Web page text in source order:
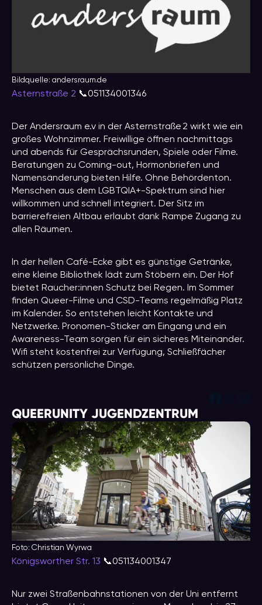
Bildquelle: andersraum.de
Asternstraße 2 📞051134001346
Der Andersraum e.v in der Asternstraße 2 wirkt wie ein
großes Wohnzimmer. Freiwillige öffnen nachmittags
und abends für Gesprächsrunden, Spiele oder Filme.
Beratungen zu Coming-out, Hormonbriefen und
Namensänderung bieten Hilfe. Ohne Behördenton.
Menschen aus dem LGBTQIA+-Spektrum sind hier
willkommen und schnell integriert. Der Sitz im
barrierefreien Altbau erlaubt dank Rampe Zugang zu
allen Räumen.
In der hellen Café-Ecke gibt es günstige Getränke,
eine kleine Bibliothek lädt zum Stöbern ein. Der Hof
bietet Raucher:innen Schutz bei Regen. Im Sommer
finden Queer-Filme und CSD-Teams regelmäßig Platz
im Kalender. So entstehen leicht Kontakte und
Netzwerke. Pronomen-Sticker am Eingang und ein
Awareness-Team sorgen für ein sicheres Miteinander.
Wifi steht kostenfrei zur Verfügung, Schließfächer
schützen persönliche Dinge.
QUEERUNITY JUGENDZENTRUM
Foto: Christian Wyrwa
Königsworther Str. 13 📞051134001347
Nur zwei Straßenbahnstationen von der Uni entfernt